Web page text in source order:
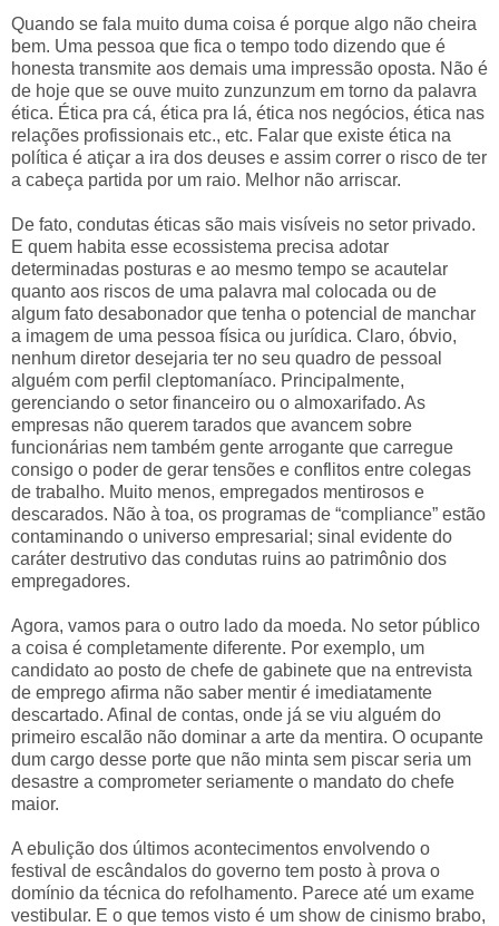
Quando se fala muito duma coisa é porque algo não cheira
bem. Uma pessoa que fica o tempo todo dizendo que é
honesta transmite aos demais uma impressão oposta. Não é
de hoje que se ouve muito zunzunzum em torno da palavra
ética. Ética pra cá, ética pra lá, ética nos negócios, ética nas
relações profissionais etc., etc. Falar que existe ética na
política é atiçar a ira dos deuses e assim correr o risco de ter
a cabeça partida por um raio. Melhor não arriscar.
De fato, condutas éticas são mais visíveis no setor privado.
E quem habita esse ecossistema precisa adotar
determinadas posturas e ao mesmo tempo se acautelar
quanto aos riscos de uma palavra mal colocada ou de
algum fato desabonador que tenha o potencial de manchar
a imagem de uma pessoa física ou jurídica. Claro, óbvio,
nenhum diretor desejaria ter no seu quadro de pessoal
alguém com perfil cleptomaníaco. Principalmente,
gerenciando o setor financeiro ou o almoxarifado. As
empresas não querem tarados que avancem sobre
funcionárias nem também gente arrogante que carregue
consigo o poder de gerar tensões e conflitos entre colegas
de trabalho. Muito menos, empregados mentirosos e
descarados. Não à toa, os programas de “compliance” estão
contaminando o universo empresarial; sinal evidente do
caráter destrutivo das condutas ruins ao patrimônio dos
empregadores.
Agora, vamos para o outro lado da moeda. No setor público
a coisa é completamente diferente. Por exemplo, um
candidato ao posto de chefe de gabinete que na entrevista
de emprego afirma não saber mentir é imediatamente
descartado. Afinal de contas, onde já se viu alguém do
primeiro escalão não dominar a arte da mentira. O ocupante
dum cargo desse porte que não minta sem piscar seria um
desastre a comprometer seriamente o mandato do chefe
maior.
A ebulição dos últimos acontecimentos envolvendo o
festival de escândalos do governo tem posto à prova o
domínio da técnica do refolhamento. Parece até um exame
vestibular. E o que temos visto é um show de cinismo brabo,